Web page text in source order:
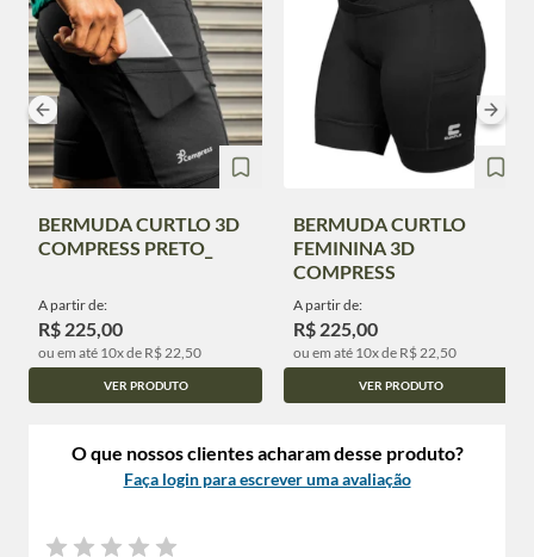
BERMUDA CURTLO 3D
COMPRESS PRETO_
A partir de:
R$ 225,00
ou em até 10x de R$ 22,50
VER PRODUTO
BERMUDA CURTLO
FEMININA 3D
COMPRESS
A partir de:
R$ 225,00
ou em até 10x de R$ 22,50
VER PRODUTO
O que nossos clientes acharam desse produto?
Faça login para escrever uma avaliação